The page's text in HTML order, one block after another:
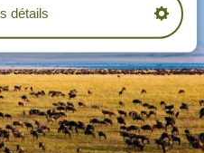
détails